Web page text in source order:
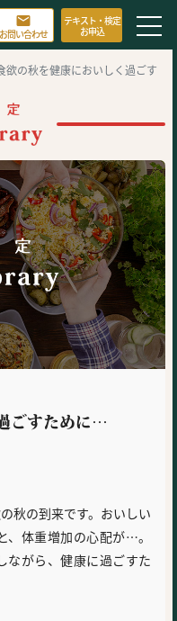

お問い合わせ
テキスト・検定
お申込
欲の秋を健康においしく過ごす
ごすために…
秋の到来です。おいしい
体重増加の心配が…。
ながら、健康に過ごすた